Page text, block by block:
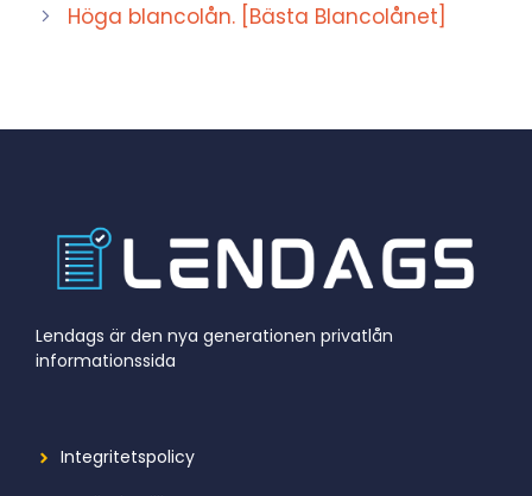
Höga blancolån. [Bästa Blancolånet]
Lendags är den nya generationen privatlån
informationssida
Integritetspolicy